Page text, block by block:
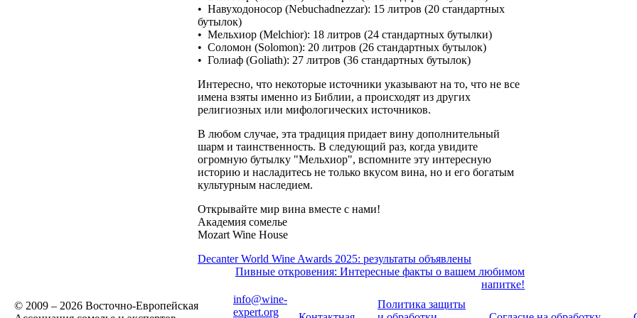
• Навуходоносор (Nebuchadnezzar): 15 литров (20 стандартных
бутылок)
• Мельхиор (Melchior): 18 литров (24 стандартных бутылки)
• Соломон (Solomon): 20 литров (26 стандартных бутылок)
• Голиаф (Goliath): 27 литров (36 стандартных бутылок)
Интересно, что некоторые источники указывают на то, что не все
имена взяты именно из Библии, а происходят из других
религиозных или мифологических источников.
В любом случае, эта традиция придает вину дополнительный
шарм и таинственность. В следующий раз, когда увидите
огромную бутылку "Мельхиор", вспомните эту интересную
историю и насладитесь не только вкусом вина, но и его богатым
культурным наследием.
Открывайте мир вина вместе с нами!
Академия сомелье
Mozart Wine House
Decanter World Wine Awards 2025: результаты объявлены
Пивные откровения: Интересные факты о вашем любимом
напитке!
© 2009 – 2026 Восточно-Европейская
info@wine-
expert.org
Политика защиты